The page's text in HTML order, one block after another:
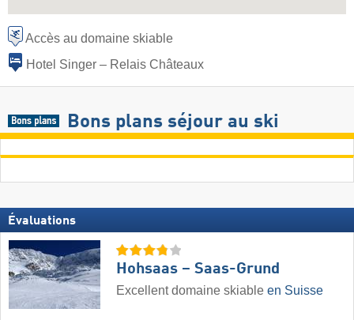
Accès au domaine skiable
Hotel Singer – Relais Châteaux
Bons plans séjour au ski
Évaluations
Hohsaas – Saas-Grund
Excellent domaine skiable en Suisse